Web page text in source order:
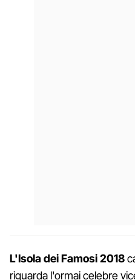
L'Isola dei Famosi 2018
riguarda l'ormai celebre